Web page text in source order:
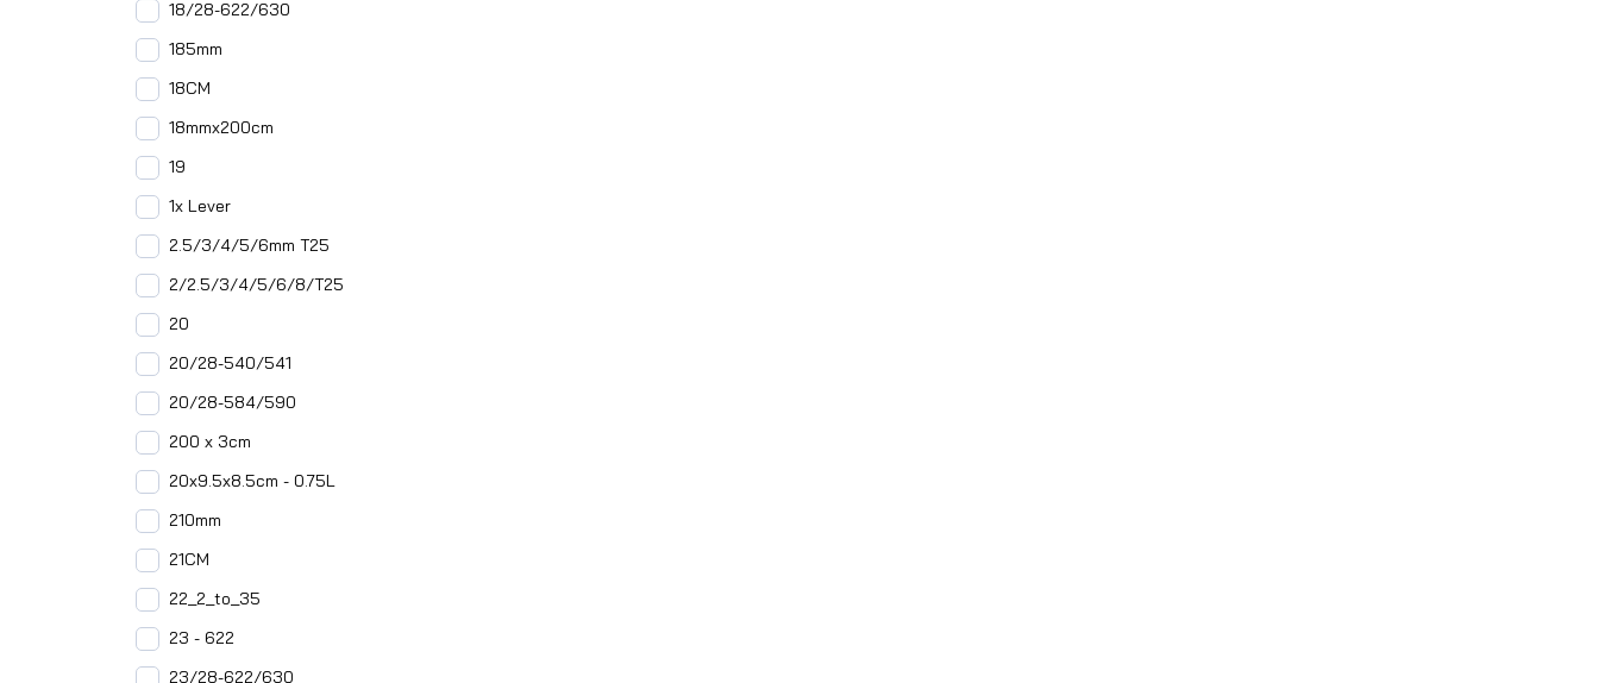
18/28-622/630
185mm
18CM
18mmx200cm
19
1x Lever
2.5/3/4/5/6mm T25
2/2.5/3/4/5/6/8/T25
20
20/28-540/541
20/28-584/590
200 x 3cm
20x9.5x8.5cm - 0.75L
210mm
21CM
22_2_to_35
23 - 622
23/28-622/630